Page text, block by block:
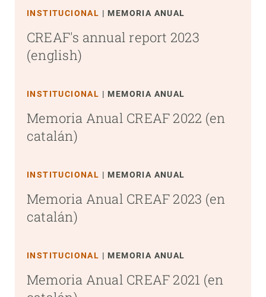
INSTITUCIONAL MEMORIA ANUAL
CREAF's annual report 2023
(english)
INSTITUCIONAL MEMORIA ANUAL
Memoria Anual CREAF 2022 (en
catalán)
INSTITUCIONAL MEMORIA ANUAL
Memoria Anual CREAF 2023 (en
catalán)
INSTITUCIONAL MEMORIA ANUAL
Memoria Anual CREAF 2021 (en